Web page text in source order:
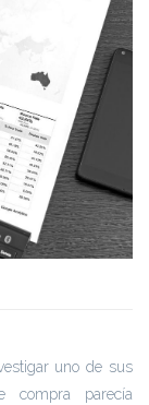
uno de sus
compra parecía